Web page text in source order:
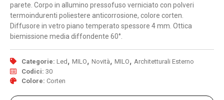
parete. Corpo in allumino pressofuso verniciato con polveri
termoindurenti poliestere anticorrosione, colore corten.
Diffusore in vetro piano temperato spessore 4 mm. Ottica
biemissione media diffondente 60°.
Categorie: Led , MILO, Novità, MILO, Architetturali Esterno
Codici: 30
Colore: Corten